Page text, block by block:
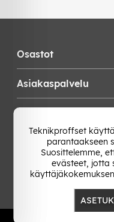
Osastot
Asiakaspalvelu
Vaihda Maa
Teknikproffset
parantaakseen
Suosittelemme,
evästeet, jotta